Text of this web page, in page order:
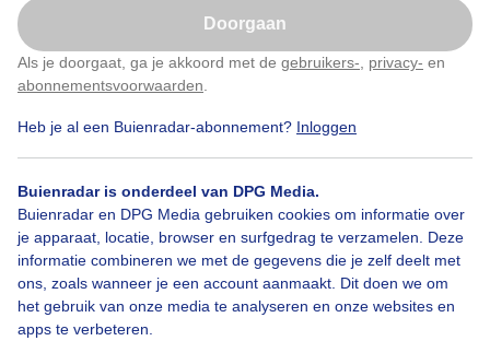
Doorgaan
Als je doorgaat, ga je akkoord met de gebruikers- privacy- en
abonnementsvoorwaarden
Heb je al een Buienradar-abonnement? Inloggen
Buienradar is onderdeel van DPG Media.
Buienradar en DPG Media gebruiken cookies om informatie over
je apparaat, locatie, browser en surfgedrag te verzamelen. Deze
informatie combineren we met de gegevens die je zelf deelt met
ons, zoals wanneer je een account aanmaakt. Dit doen we om
het gebruik van onze media te analyseren en onze websites en
apps te verbeteren.
Door: Regina Vastenhout Gemaakt: 01-04-2026, 72x bekeken
Dagpauwoog Pinksterbloem Zon
Bekijk slideshow
Klik hierom dit aan te passen